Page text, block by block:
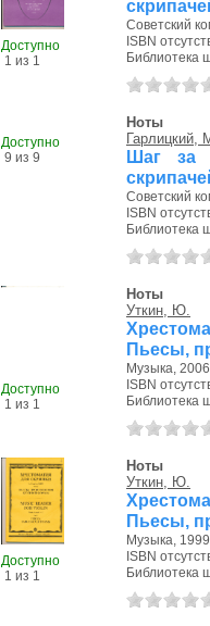
Доступно
1 из 1
Советский
ISBN
Библиотека
Ноты
Гарлицкий,
Шаг за
Советский
ISBN
Библиотека
Доступно
1 из 1
Ноты
Уткин, Ю.
Пьесы,
Музыка, 2006
ISBN
Библиотека
Доступно
1 из 1
Ноты
Уткин, Ю.
Пьесы,
Музыка, 1999
ISBN
Библиотека